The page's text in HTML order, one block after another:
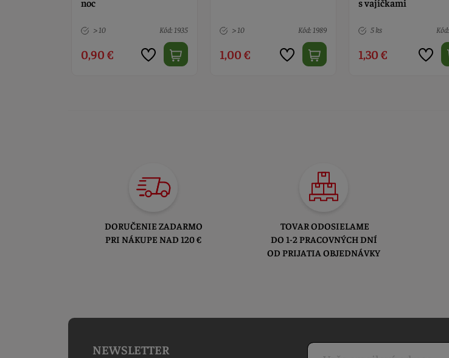
> 10 Kód: 1989
1,00 €
5 ks Kód: 1985
1,30 €
> 10
1,60 €
DORUČENIE ZADARMO
PRI NÁKUPE NAD 120 €
TOVAR ODOSIELAME
DO 1-2 PRACOVNÝCH DNÍ
OD PRIJATIA OBJEDNÁVKY
NEWSLETTER